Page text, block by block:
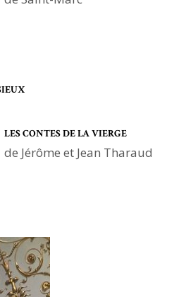
LES CONTES DE LA VIERGE
de Jérôme et Jean Tharaud